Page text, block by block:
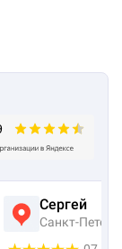
Сергей
Санкт-